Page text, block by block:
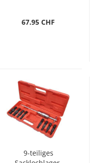
67.95 CHF
9-teiliges